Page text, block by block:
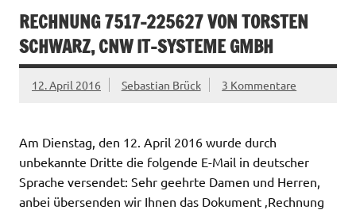
RECHNUNG 7517-225627 VON TORSTEN
SCHWARZ, CNW IT-SYSTEME GMBH
12. April 2016 Sebastian Brück 3 Kommentare
Am Dienstag, den 12. April 2016 wurde durch
unbekannte Dritte die folgende E-Mail in deutscher
Sprache versendet: Sehr geehrte Damen und Herren,
anbei übersenden wir Ihnen das Dokument ‚Rechnung